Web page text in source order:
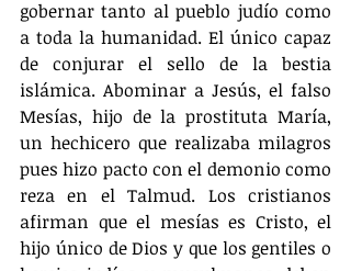
gobernar tanto al pueblo judío como
a toda la humanidad. El único capaz
de conjurar el sello de la bestia
islámica. Abominar a Jesús, el falso
Mesías, hijo de la prostituta María,
un hechicero que realizaba milagros
pues hizo pacto con el demonio como
reza en el Talmud. Los cristianos
afirman que el mesías es Cristo, el
hijo único de Dios y que los gentiles o